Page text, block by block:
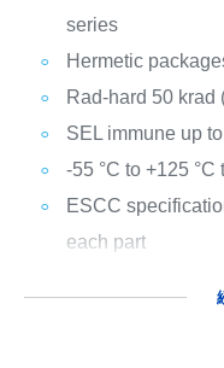
series
Hermetic
Rad-hard 50 krad
SEL immune up
-55 °C to +125
ESCC
each part